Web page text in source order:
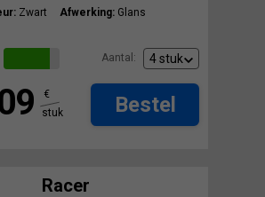
Zwart Afwerking: Glans
Aantal:
€
stuk
Bestel
Racer